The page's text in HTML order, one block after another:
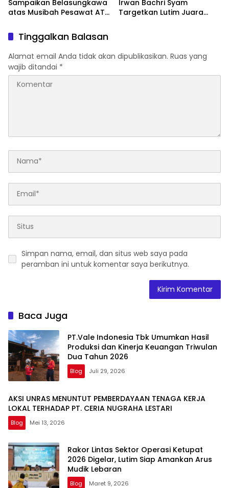
Sampaikan Belasungkawa
atas Musibah Pesawat ATR
Irwan Bachri Syam
Targetkan Lutim Juara
Tinggalkan Balasan
Alamat email Anda tidak akan dipublikasikan. Ruas yang
wajib ditandai *
Simpan nama, email, dan situs web saya pada
peramban ini untuk komentar saya berikutnya.
Baca Juga
PT.Vale Indonesia Tbk Umumkan Hasil
Produksi dan Kinerja Keuangan Triwulan
Dua Tahun 2026
Blog Juli 29, 2026
AKSI UNRAS MENUNTUT PEMBERDAYAAN TENAGA KERJA
LOKAL TERHADAP PT. CERIA NUGRAHA LESTARI
Blog Mei 13, 2026
Rakor Lintas Sektor Operasi Ketupat
2026 Digelar, Lutim Siap Amankan Arus
Mudik Lebaran
Blog Maret 9, 2026